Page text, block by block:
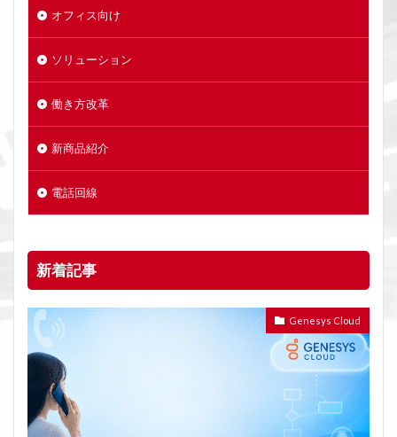
オフィス向け
ソリューション
働き方改革
新商品紹介
電話回線
新着記事
Genesys Cloud